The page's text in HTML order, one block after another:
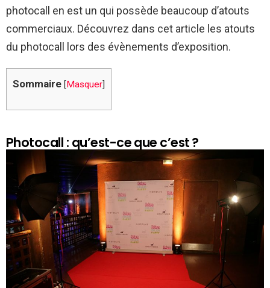
photocall en est un qui possède beaucoup d’atouts
commerciaux. Découvrez dans cet article les atouts
du photocall lors des évènements d’exposition.
Sommaire [ Masquer
Photocall : qu’est-ce que c’est ?